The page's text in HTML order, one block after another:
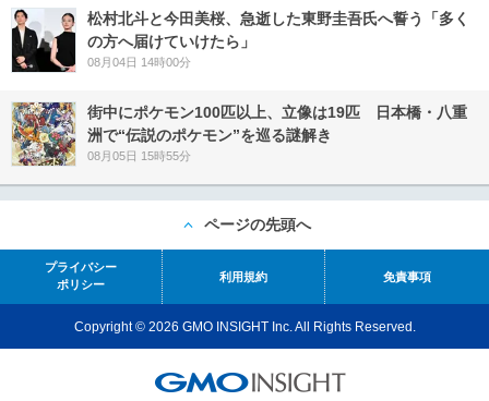
松村北斗と今田美桜、急逝した東野圭吾氏へ誓う「多く
の方へ届けていけたら」
08月04日 14時00分
街中にポケモン100匹以上、立像は19匹 日本橋・八重
洲で“伝説のポケモン”を巡る謎解き
08月05日 15時55分
ページの先頭へ
プライバシー
ポリシー
利用規約 免責事項
Copyright © 2026 GMO INSIGHT Inc. All Rights Reserved.